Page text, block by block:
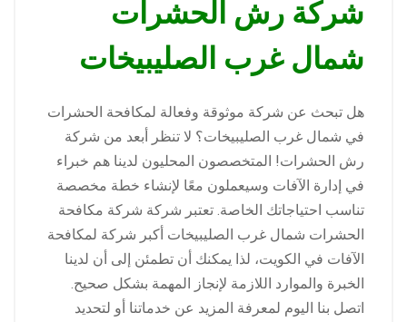
شركة رش الحشرات
شمال غرب الصليبيخات
هل تبحث عن شركة موثوقة وفعالة لمكافحة الحشرات
في شمال غرب الصليبيخات؟ لا تنظر أبعد من شركة
رش الحشرات! المتخصصون المحليون لدينا هم خبراء
في إدارة الآفات وسيعملون معًا لإنشاء خطة مخصصة
تناسب احتياجاتك الخاصة. تعتبر شركة شركة مكافحة
الحشرات شمال غرب الصليبيخات أكبر شركة لمكافحة
الآفات في الكويت، لذا يمكنك أن تطمئن إلى أن لدينا
الخبرة والموارد اللازمة لإنجاز المهمة بشكل صحيح.
اتصل بنا اليوم لمعرفة المزيد عن خدماتنا أو لتحديد